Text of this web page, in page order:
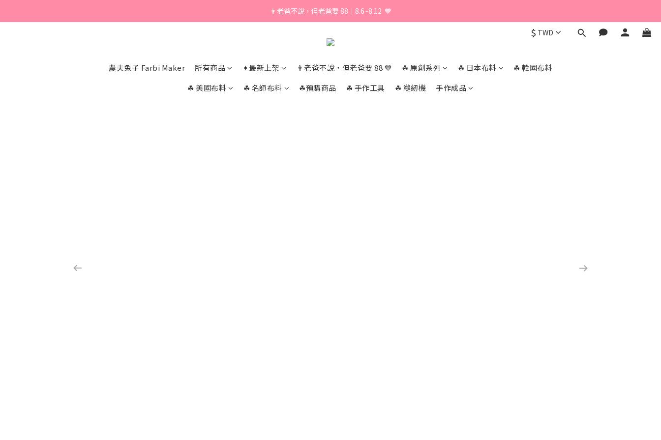
\ 加入會員享獨家折扣 /
👨老爸不說，但老爸要 88｜8.6~8.12  💙
$ TWD
農夫兔子 Farbi Maker 所有商品 ✦最新上架 👨老爸不說，但老爸要 88 💙 ☘︎ 原創系列 ☘︎ 日本布料
☘︎ 韓國布料
☘︎ 美國布料
☘︎ 名師布料 ☘︎預購商品 ☘︎ 手作工具 ☘︎ 縫紉機 手作成品